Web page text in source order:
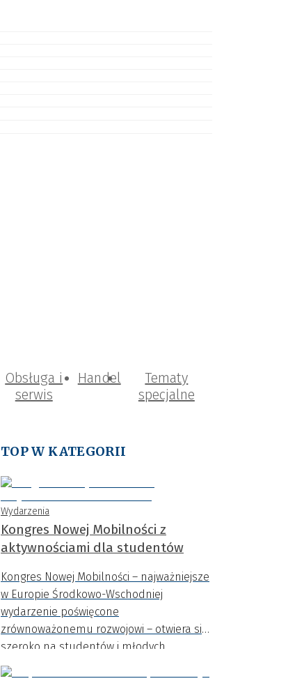
Obsługa i
serwis
Handel
Tematy
specjalne
TOP W KATEGORII
Wydarzenia
Kongres Nowej Mobilności z
aktywnościami dla studentów
Kongres Nowej Mobilności – najważniejsze
w Europie Środkowo-Wschodniej
wydarzenie poświęcone
zrównoważonemu rozwojowi – otwiera się
szeroko na studentów i młodych
innowatorów..